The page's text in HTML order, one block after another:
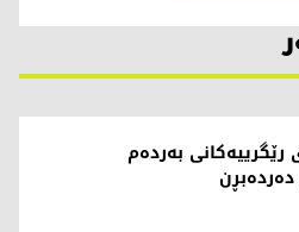
رێگرییەکانی بەردەم
دەردەبڕن